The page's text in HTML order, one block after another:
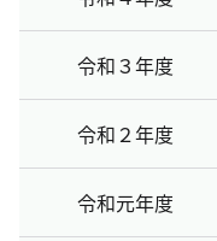
令和３年度
令和２年度
令和元年度